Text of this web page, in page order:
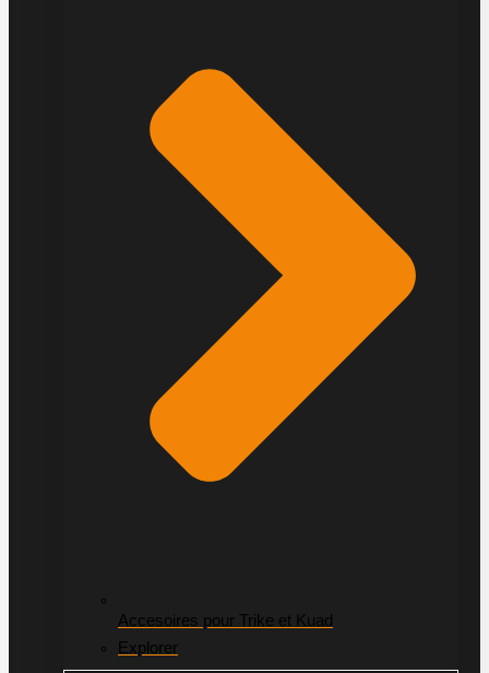
Accesoires pour Trike et Kuad
Explorer